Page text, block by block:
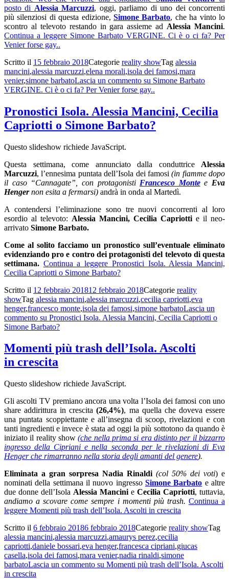
posto di Alessia Marcuzzi, oggi, parliamo di uno dei concorrenti
più silenziosi di questa edizione, Simone Barbato, che ha vinto lo
scontro al televoto restando in gara assieme ad Alessia Mancini.
Continua a leggere Simone Barbato VERGINE. Ci è o ci fa? Per
Venier forse gay..
Scritto il 15 febbraio 2018Categorie reality showTag alessia
mancini,alessia marcuzzi,elena morali,isola dei famosi,mara
venier,simone barbatoLascia un commento su Simone Barbato
VERGINE. Ci è o ci fa? Per Venier forse gay..
Pronostici Isola. Alessia Mancini, Cecilia
Capriotti o Simone Barbato?
Questo slideshow richiede JavaScript.
Questa settimana, come annunciato dalla conduttrice Alessia
Marcuzzi, l’ennesima puntata dell’Isola dei famosi(in fiamme dopo
il caso “Cannagate”, con protagonisti Francesco Montee Eva
Hengernon esita a fermarsi) andrà in onda al Martedì.
A contendersi l’eliminazione sono tre nuovi concorrenti al loro
esordio al televoto: Alessia Mancini, Cecilia Capriotti e il neo-
arrivato Simone Barbato.
Come al solito facciamo un pronostico sull’eventuale eliminato
evidenziando pro e contro dei protagonisti del televoto di questa
settimana. Continua a leggere Pronostici Isola. Alessia Mancini,
Cecilia Capriotti o Simone Barbato?
Scritto il 12 febbraio 201812 febbraio 2018Categorie reality
showTag alessia mancini,alessia marcuzzi,cecilia capriotti,eva
henger,francesco monte,isola dei famosi,simone barbatoLascia un
commento su Pronostici Isola. Alessia Mancini, Cecilia Capriotti o
Simone Barbato?
Momenti più trash dell’Isola. Ascolti
in crescita
Questo slideshow richiede JavaScript.
Gli ascolti TV premiano ancora una volta l’Isola dei famosi con uno
share addirittura in crescita(26,4%), ma quella che doveva essere
una puntata scoppiettante e all’insegna di scoop, rivelazioni e con
tanti ingredienti e invece è stata ad oggi la più sottotono da quando è
iniziato il reality show(che nella prima si era distinto per il bizzarro
ingresso della Ciprianie nella seconda per le rivelazioni di Eva
Henger che rimarranno nella storia degli amanti del genere).
Eliminata a gran sorpresa Nadia Rinaldi (col 50% dei voti) e
nominati della settimana il nuovo ingresso Simone Barbato e altre
due donne dell’Isola Alessia Mancini e Cecilia Capriotti, tuttavia,
andiamo a scovare come sempre i momenti più trash. Continua a
leggere Momenti più trash dell’Isola. Ascolti in crescita
Scritto il 6 febbraio 20186 febbraio 2018Categorie reality showTag
alessia mancini,alessia marcuzzi,amaurys perez,cecilia
capriotti,daniele bossari,eva henger,francesca cipriani,giucas
casella,isola dei famosi,mara venier,nadia rinaldi,simone
barbatoLascia un commento su Momenti più trash dell’Isola. Ascolti
in crescita